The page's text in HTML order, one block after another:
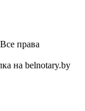
права
на belnotary.by